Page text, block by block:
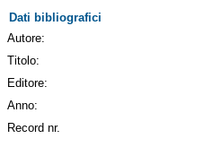
Dati bibliografici
Autore:
Titolo:
Editore:
Anno:
Record nr.